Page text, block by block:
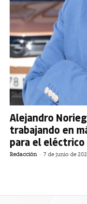
Alejandro
trabajando en
para el
Redacción - 7 de junio de